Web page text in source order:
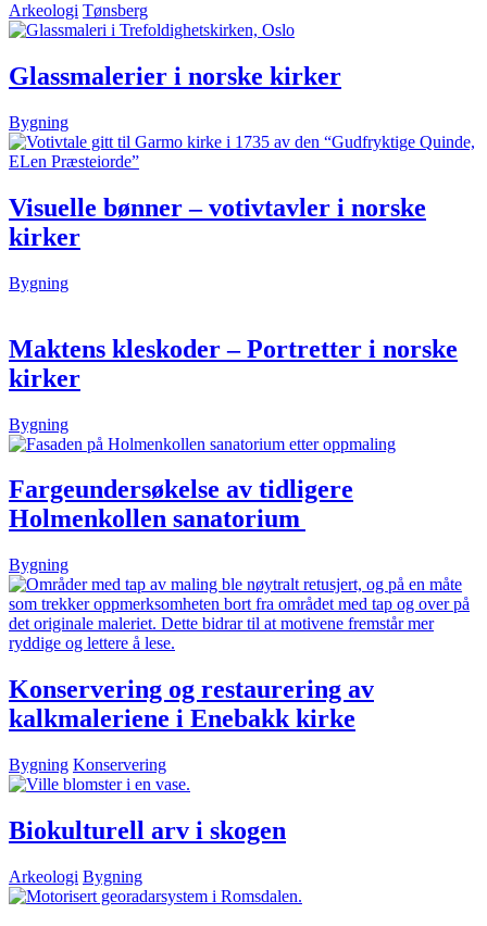
Arkeologi Tønsberg
Glassmalerier i norske kirker
Bygning
Visuelle bønner – votivtavler i norske
kirker
Bygning
Maktens kleskoder – Portretter i norske
kirker
Bygning
Fargeundersøkelse av tidligere
Holmenkollen sanatorium
Bygning
Konservering og restaurering av
kalkmaleriene i Enebakk kirke
Bygning Konservering
Biokulturell arv i skogen
Arkeologi Bygning